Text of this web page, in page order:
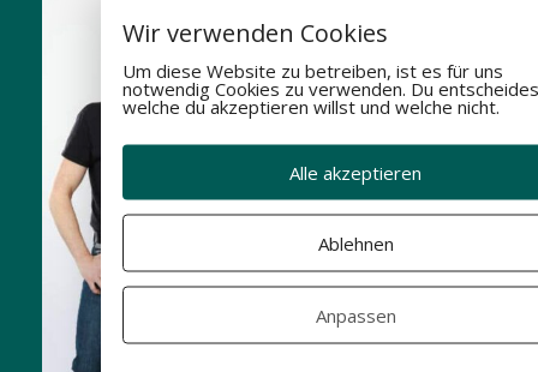
Wir verwenden Cookies
Um diese Website zu betreiben, ist es für uns
notwendig Cookies zu verwenden. Du
welche du akzeptieren willst und welche nicht.
Alle akzeptieren
Ablehnen
Anpassen